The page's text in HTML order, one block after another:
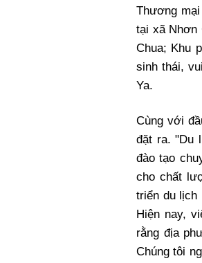
Thương
tại xã Nhơn
Chua; Khu
sinh thái,
Ya.
Cùng với
đặt ra. "Du
đào tạo
cho chất
triển du lịch
Hiện nay,
rằng địa
Chúng tôi